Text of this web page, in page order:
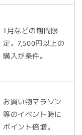
1月などの期間限
定。7,500円以上の
購入が条件。
お買い物マラソン
等のイベント時に
ポイント倍増。